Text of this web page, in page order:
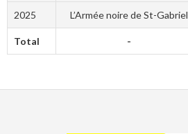
2025 L’Armée noire de St-Gabriel
Total -